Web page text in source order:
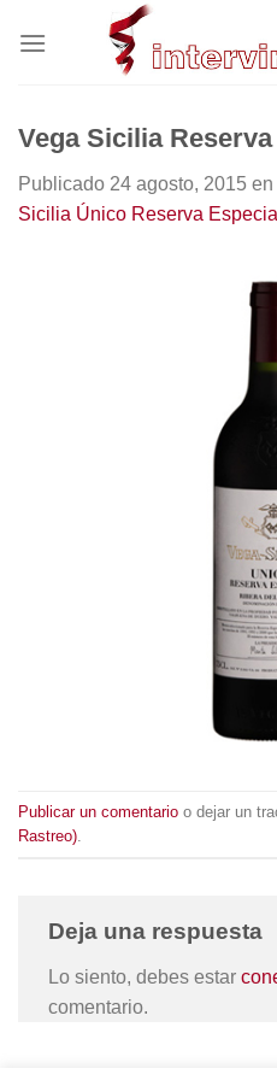
Vega Sicilia
Publicado 24 agosto, 2015 en
Sicilia Único Reserva
Publicar un comentario o dejar un
Rastreo)
Deja una respuesta
Lo siento, debes estar
comentario.